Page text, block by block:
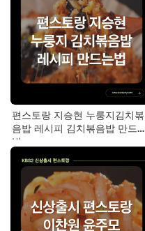
편스토랑 지승현 누룽지김치볶
음밥 레시피 김치볶음밥 만드는
법